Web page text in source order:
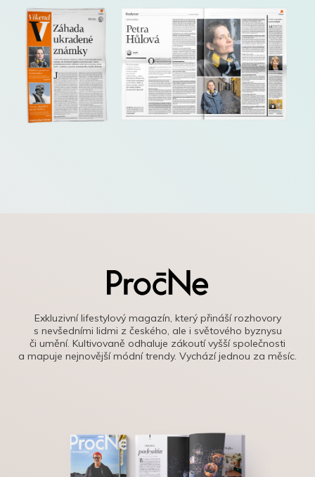
Exkluzivní lifestylový magazín, který přináší rozhovory
s nevšedními lidmi z českého, ale i světového byznysu
či umění. Kultivovaně odhaluje zákoutí vyšší společnosti
a mapuje nejnovější módní trendy. Vychází jednou za měsíc.